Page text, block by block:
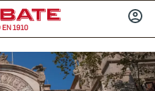
EN 1910